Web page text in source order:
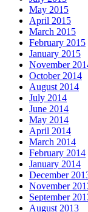
May 2015
April 2015
March 2015
February 2015
January 2015
November
October 2014
August 2014
July 2014
June 2014
May 2014
April 2014
March 2014
February 2014
January 2014
December
November
September
August 2013